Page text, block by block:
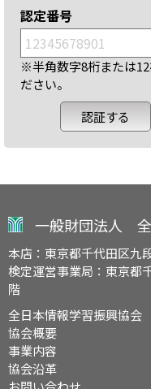
認定番号
※半角数字8桁または
ださい。
一般財団法人
本店：東京都千代田区九
検定運営事業局：東京都
階
全日本情報学習振興協会
協会概要
事業内容
協会沿革